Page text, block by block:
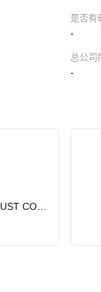
是否有
-
总公司
-